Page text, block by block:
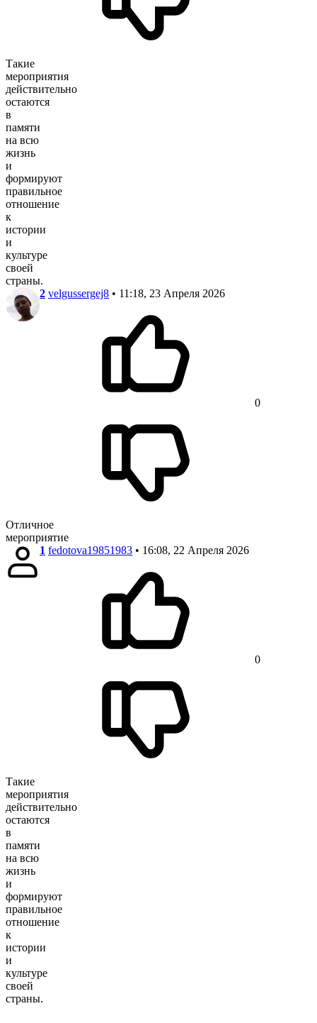
Такие
мероприятия
действительно
остаются
в
памяти
на всю
жизнь
и
формируют
правильное
отношение
к
истории
и
культуре
своей
страны.
2 velgussergej8 • 11:18, 23 Апреля 2026
0
Отличное
мероприятие
1 fedotova19851983 • 16:08, 22 Апреля 2026
0
Такие
мероприятия
действительно
остаются
в
памяти
на всю
жизнь
и
формируют
правильное
отношение
к
истории
и
культуре
своей
страны.